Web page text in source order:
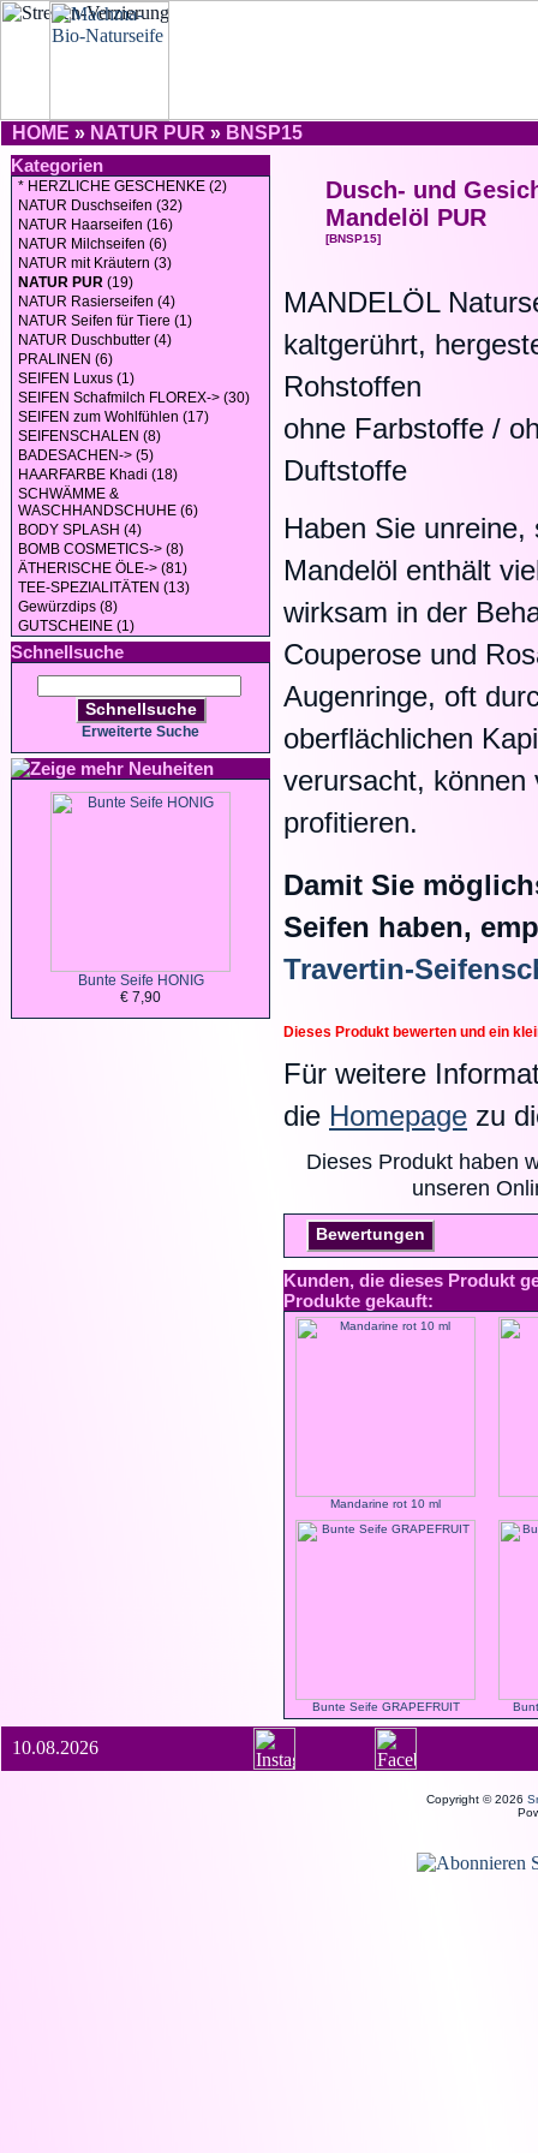
HOME » NATUR PUR » BNSP15
Kategorien
* HERZLICHE GESCHENKE (2)
NATUR Duschseifen (32)
NATUR Haarseifen (16)
NATUR Milchseifen (6)
NATUR mit Kräutern (3)
NATUR PUR (19)
NATUR Rasierseifen (4)
NATUR Seifen für Tiere (1)
NATUR Duschbutter (4)
PRALINEN (6)
SEIFEN Luxus (1)
SEIFEN Schafmilch FLOREX-> (30)
SEIFEN zum Wohlfühlen (17)
SEIFENSCHALEN (8)
BADESACHEN-> (5)
HAARFARBE Khadi (18)
SCHWÄMME &
WASCHHANDSCHUHE (6)
BODY SPLASH (4)
BOMB COSMETICS-> (8)
ÄTHERISCHE ÖLE-> (81)
TEE-SPEZIALITÄTEN (13)
Gewürzdips (8)
GUTSCHEINE (1)
Schnellsuche
Schnellsuche
Erweiterte Suche
Neuheiten
Bunte Seife HONIG
€ 7,90
Dusch- und
Mandelöl PUR
[BNSP15]
MANDELÖL
kaltgerührt,
Rohstoffen
ohne Farbstoffe /
Duftstoffe
Haben Sie
Mandelöl enthält
wirksam in der
Couperose und
Augenringe, oft
oberflächlichen
verursacht, können
profitieren.
Damit Sie
Seifen haben,
Travertin-
Dieses Produkt bewerten und ein
Für weitere
die Homepage zu
Dieses Produkt haben
unseren
Bewertungen
Kunden, die dieses Produkt
Produkte gekauft:
Mandarine rot 10 ml
Bunte Seife GRAPEFRUIT
10.08.2026
Copyright © 2026